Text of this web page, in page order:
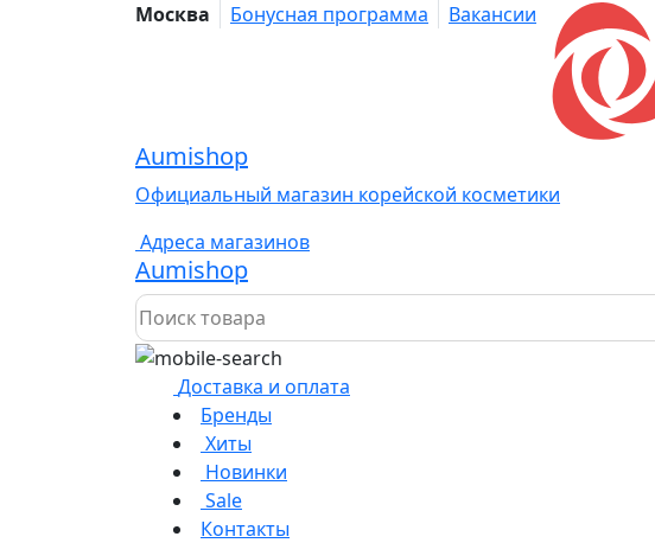
Москва Бонусная программа Вакансии
Aumishop
Официальный магазин корейской косметики
Адреса магазинов
Aumishop
Доставка и оплата
Бренды
Хиты
Новинки
Sale
Контакты